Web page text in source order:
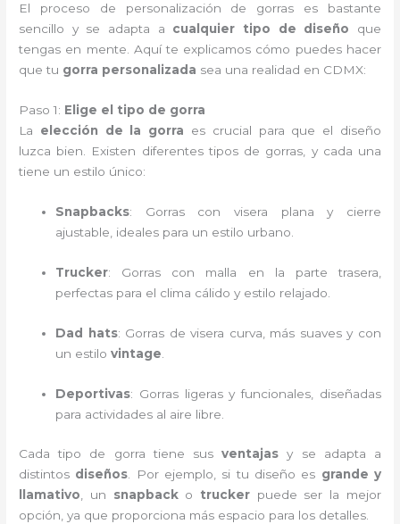
El proceso de personalización de gorras es bastante
sencillo y se adapta a cualquier tipo de diseño que
tengas en mente. Aquí te explicamos cómo puedes hacer
que tu gorra personalizada sea una realidad en CDMX:
Paso 1: Elige el tipo de gorra
La elección de la gorra es crucial para que el diseño
luzca bien. Existen diferentes tipos de gorras, y cada una
tiene un estilo único:
Snapbacks: Gorras con visera plana y cierre
ajustable, ideales para un estilo urbano.
Trucker: Gorras con malla en la parte trasera,
perfectas para el clima cálido y estilo relajado.
Dad hats: Gorras de visera curva, más suaves y con
un estilovintage
Deportivas: Gorras ligeras y funcionales, diseñadas
para actividades al aire libre.
Cada tipo de gorra tiene susventajas y se adapta a
distintos diseños. Por ejemplo, si tu diseño es grande y
llamativo, un snapbacko trucker puede ser la mejor
opción, ya que proporciona más espacio para los detalles.